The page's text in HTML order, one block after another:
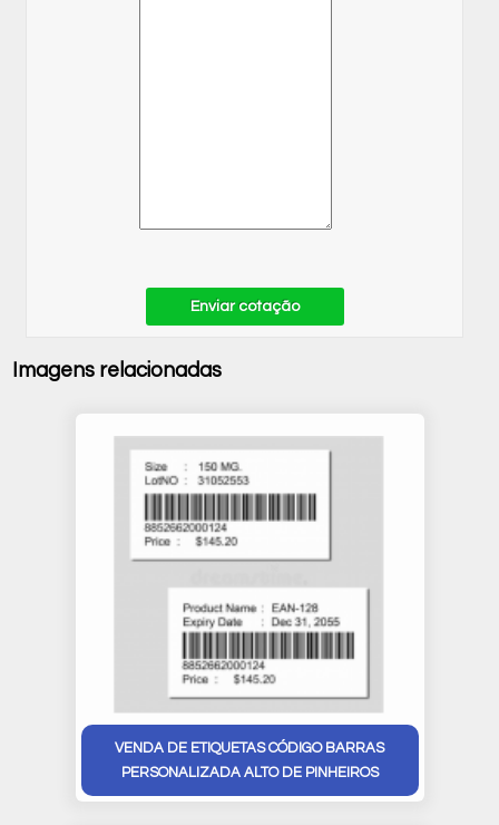
Enviar cotação
Imagens relacionadas
VENDA DE ETIQUETAS CÓDIGO BARRAS
PERSONALIZADA ALTO DE PINHEIROS